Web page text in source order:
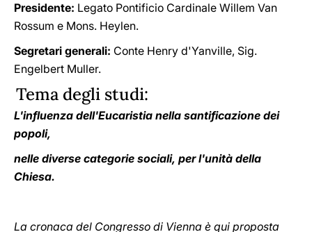
Presidente: Legato Pontificio Cardinale Willem Van
Rossum e Mons. Heylen.
Segretari generali: Conte Henry d'Yanville, Sig.
Engelbert Muller.
Tema degli studi:
L'influenza dell'Eucaristia nella santificazione dei
popoli,
nelle diverse categorie sociali, per l'unità della
Chiesa.
La cronaca del Congresso di Vienna è qui proposta